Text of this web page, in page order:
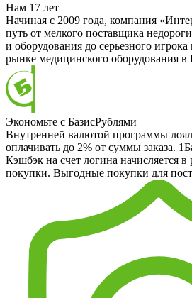
Нам 17 лет
Начиная с 2009 года, компания
путь от мелкого поставщика
и оборудования до серьезного
рынке медицинского оборудования в
Экономьте с БазисРублями
Внутренней валютой программы
оплачивать до 2% от суммы заказа.
Кэшбэк на счет логина начисляется в
покупки. Выгодные покупки для